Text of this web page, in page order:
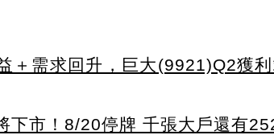
＋需求回升，巨大(9921)Q2獲
下市！8/20停牌 千張大戶還有